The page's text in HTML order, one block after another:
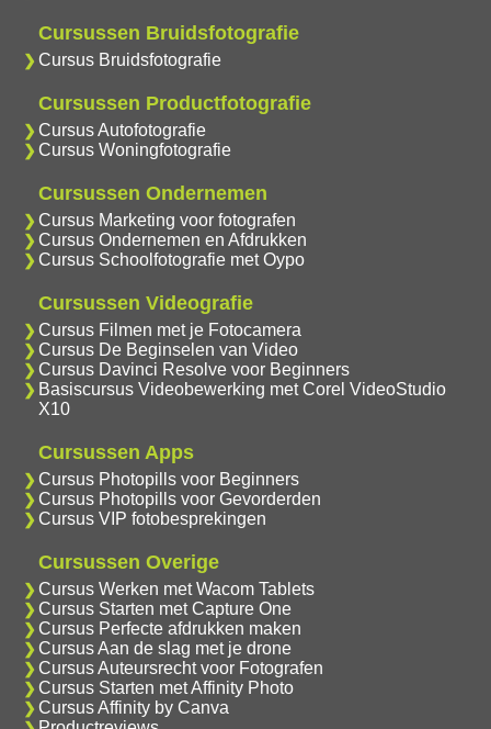
Cursussen Bruidsfotografie
Cursus Bruidsfotografie
Cursussen Productfotografie
Cursus Autofotografie
Cursus Woningfotografie
Cursussen Ondernemen
Cursus Marketing voor fotografen
Cursus Ondernemen en Afdrukken
Cursus Schoolfotografie met Oypo
Cursussen Videografie
Cursus Filmen met je Fotocamera
Cursus De Beginselen van Video
Cursus Davinci Resolve voor Beginners
Basiscursus Videobewerking met Corel VideoStudio
X10
Cursussen Apps
Cursus Photopills voor Beginners
Cursus Photopills voor Gevorderden
Cursus VIP fotobesprekingen
Cursussen Overige
Cursus Werken met Wacom Tablets
Cursus Starten met Capture One
Cursus Perfecte afdrukken maken
Cursus Aan de slag met je drone
Cursus Auteursrecht voor Fotografen
Cursus Starten met Affinity Photo
Cursus Affinity by Canva